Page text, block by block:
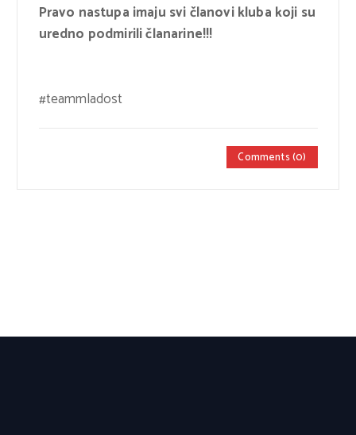
Pravo nastupa imaju svi članovi kluba koji su
uredno podmirili članarine!!!
#teammladost
Comments (0)